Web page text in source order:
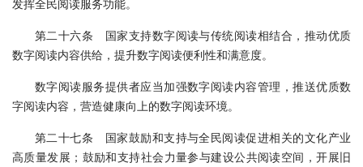
发挥全民阅读服务功能。
第二十六条 国家支持数字阅读与传统阅读相结合，推动优质
数字阅读内容供给，提升数字阅读便利性和满意度。
数字阅读服务提供者应当加强数字阅读内容管理，推送优质数
字阅读内容，营造健康向上的数字阅读环境。
第二十七条 国家鼓励和支持与全民阅读促进相关的文化产业
高质量发展；鼓励和支持社会力量参与建设公共阅读空间，开展旧